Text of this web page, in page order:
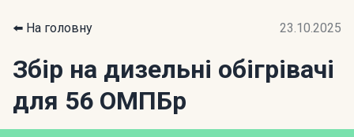
⬅️ На головну 23.10.2025
Збір на дизельні обігрівачі
для 56 ОМПБр